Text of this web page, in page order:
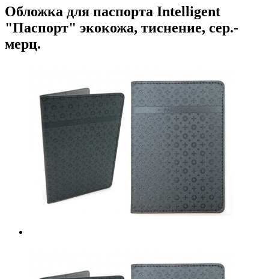
Обложка для паспорта Intelligent
"Паспорт" экокожа, тиснение, сер.-
мерц.